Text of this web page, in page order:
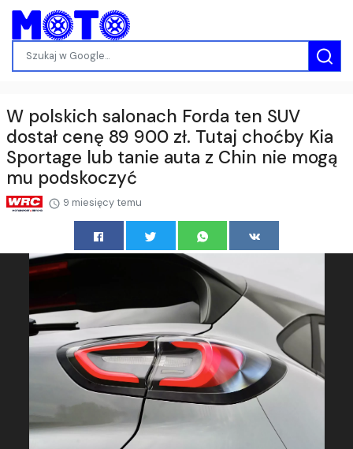
W polskich salonach Forda ten SUV
dostał cenę 89 900 zł. Tutaj choćby Kia
Sportage lub tanie auta z Chin nie mogą
mu podskoczyć
9 miesięcy temu